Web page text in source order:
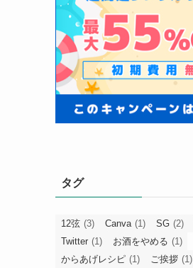
タグ
12弦 (3) Canva (1) SG (2)
Twitter (1) お酒をやめる (1)
からあげレシピ (1) ご挨拶 (1)